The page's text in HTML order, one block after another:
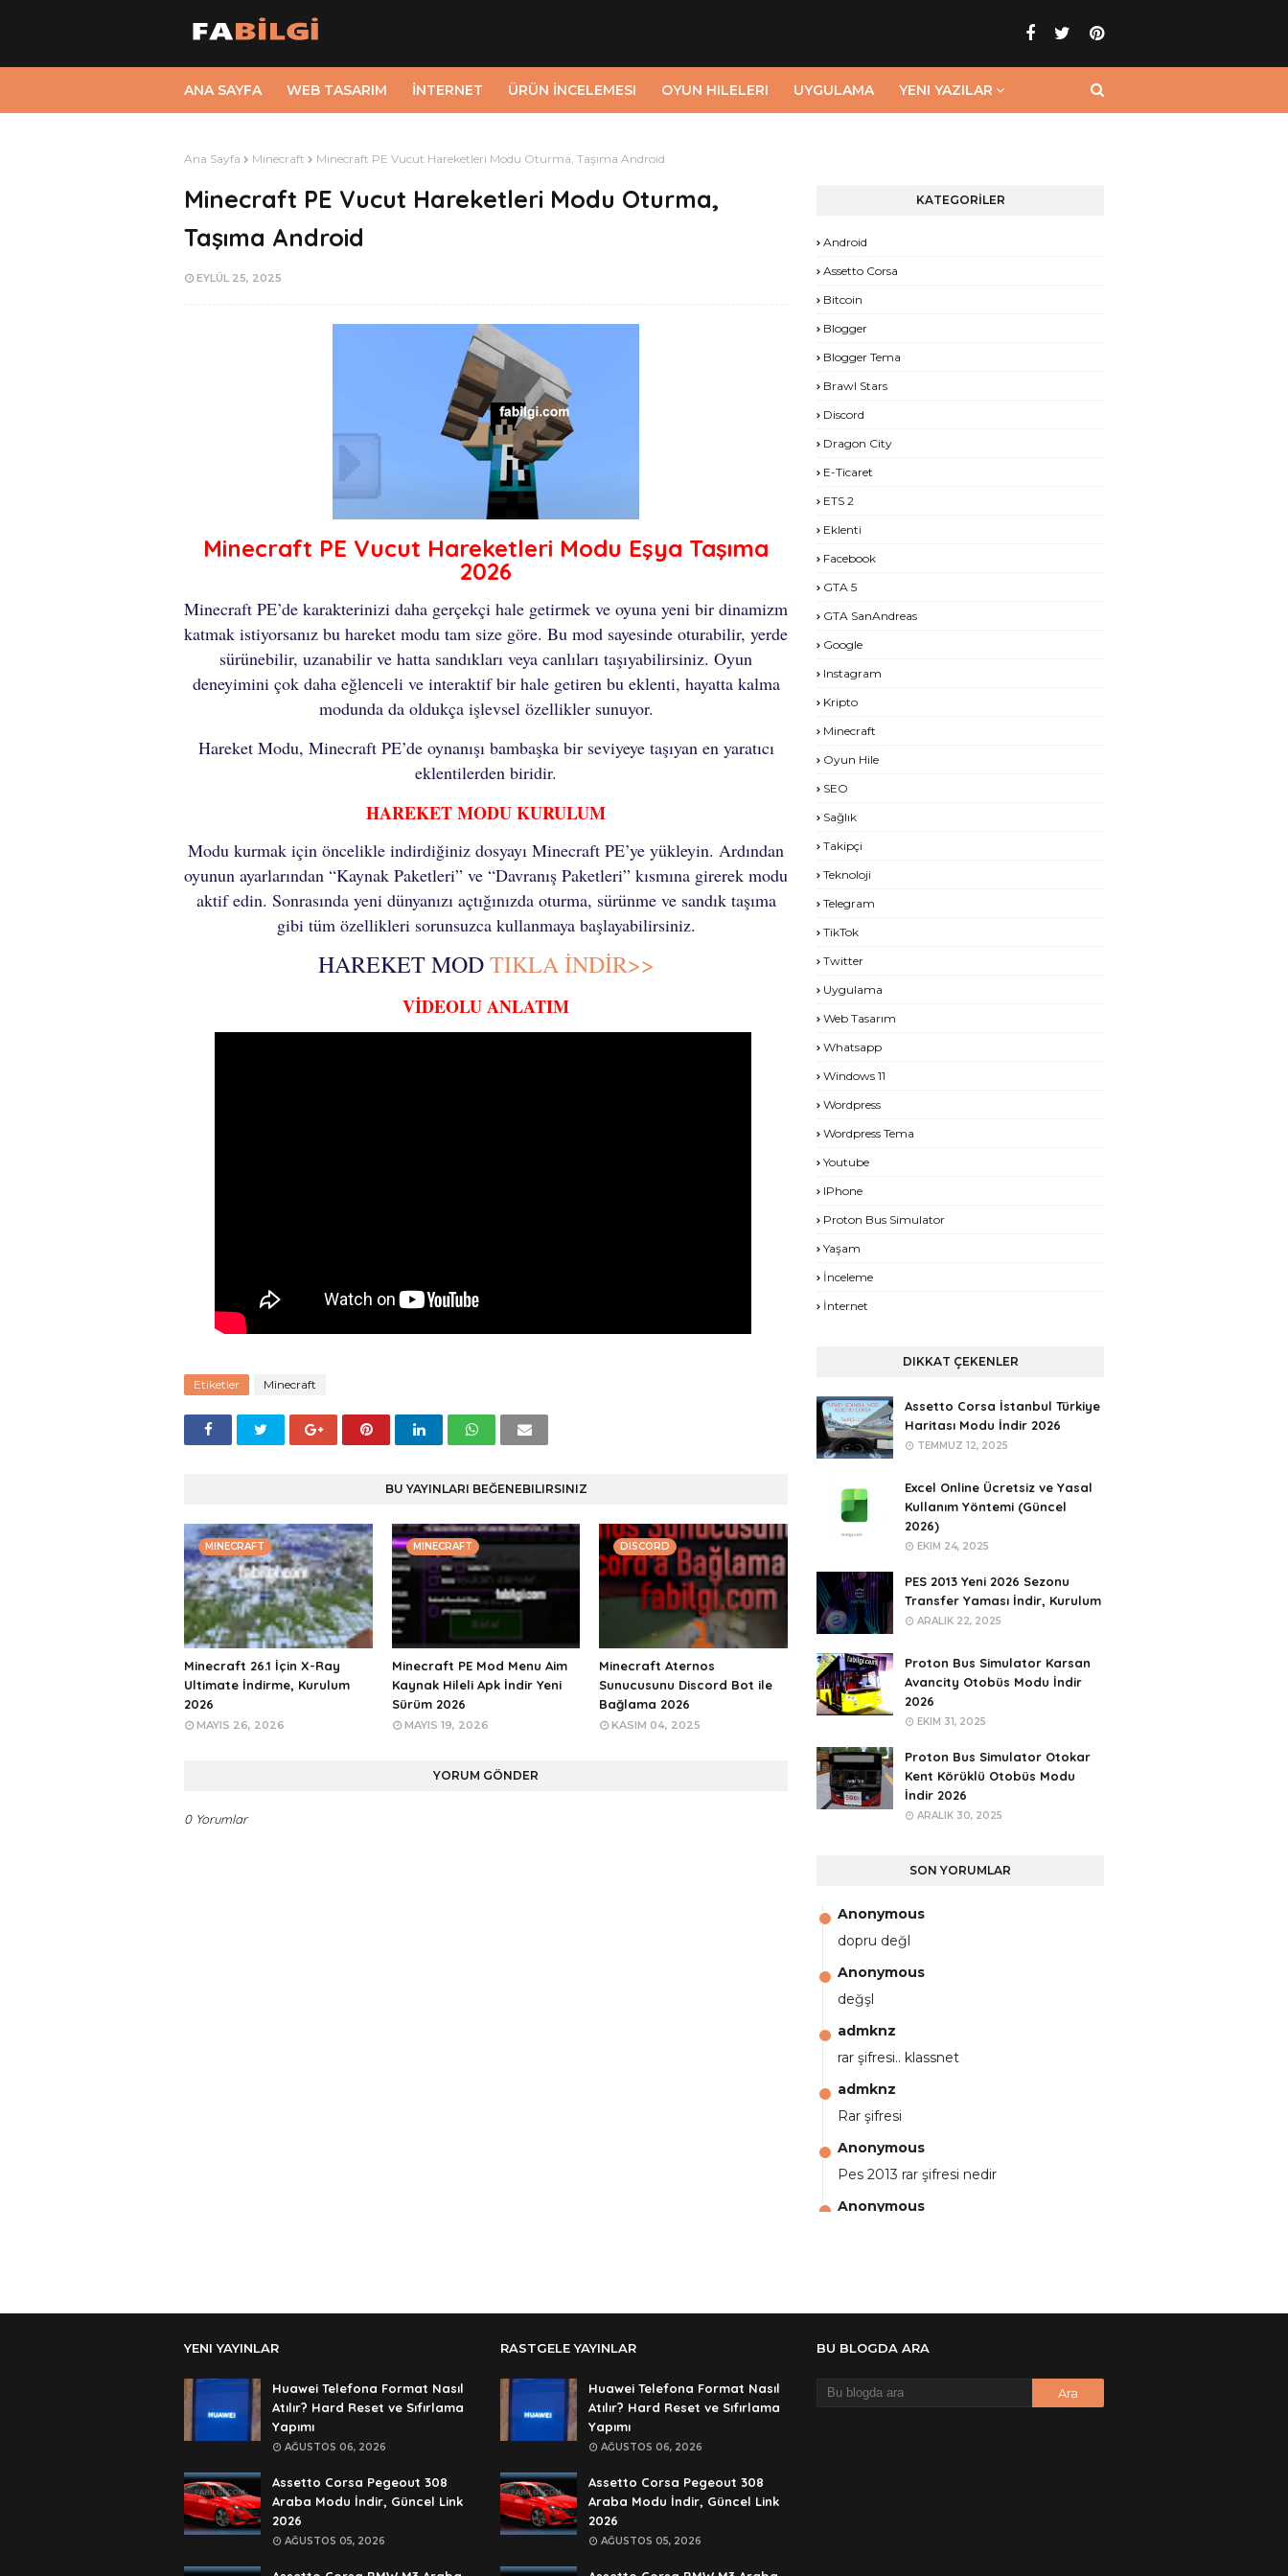
ANA SAYFA WEB TASARIM İNTERNET ÜRÜN İNCELEMESI OYUN HILELERI UYGULAMA YENI YAZILAR
Ana Sayfa Minecraft Minecraft PE Vucut Hareketleri Modu Oturma, Taşıma Android
Minecraft PE Vucut Hareketleri Modu Oturma,
Taşıma Android
EYLÜL 25, 2025
Minecraft PE Vucut Hareketleri Modu Eşya Taşıma
2026
Minecraft PE’de karakterinizi daha gerçekçi hale getirmek ve oyuna yeni bir dinamizm
katmak istiyorsanız bu hareket modu tam size göre. Bu mod sayesinde oturabilir, yerde
sürünebilir, uzanabilir ve hatta sandıkları veya canlıları taşıyabilirsiniz. Oyun
deneyimini çok daha eğlenceli ve interaktif bir hale getiren bu eklenti, hayatta kalma
modunda da oldukça işlevsel özellikler sunuyor.
Hareket Modu, Minecraft PE’de oynanışı bambaşka bir seviyeye taşıyan en yaratıcı
eklentilerden biridir.
HAREKET MODU KURULUM
Modu kurmak için öncelikle indirdiğiniz dosyayı Minecraft PE’ye yükleyin. Ardından
oyunun ayarlarından “Kaynak Paketleri” ve “Davranış Paketleri” kısmına girerek modu
aktif edin. Sonrasında yeni dünyanızı açtığınızda oturma, sürünme ve sandık taşıma
gibi tüm özellikleri sorunsuzca kullanmaya başlayabilirsiniz.
HAREKET MODTIKLA İNDİR>>
VİDEOLU ANLATIM
Etiketler Minecraft
BU YAYINLARI BEĞENEBILIRSINIZ
MINECRAFT
Minecraft 26.1 İçin X-Ray
Ultimate İndirme, Kurulum
2026
MAYIS 26, 2026
MINECRAFT
Minecraft PE Mod Menu Aim
Kaynak Hileli Apk İndir Yeni
Sürüm 2026
MAYIS 19, 2026
DISCORD
Minecraft Aternos
Sunucusunu Discord Bot ile
Bağlama 2026
KASIM 04, 2025
YORUM GÖNDER
0 Yorumlar
KATEGORİLER
Android
Assetto Corsa
Bitcoin
Blogger
Blogger Tema
Brawl Stars
Discord
Dragon City
E-Ticaret
ETS 2
Eklenti
Facebook
GTA 5
GTA SanAndreas
Google
Instagram
Kripto
Minecraft
Oyun Hile
SEO
Sağlık
Takipçi
Teknoloji
Telegram
TikTok
Twitter
Uygulama
Web Tasarım
Whatsapp
Windows 11
Wordpress
Wordpress Tema
Youtube
IPhone
Proton Bus Simulator
Yaşam
İnceleme
İnternet
DIKKAT ÇEKENLER
Assetto Corsa İstanbul Türkiye
Haritası Modu İndir 2026
TEMMUZ 12, 2025
Excel Online Ücretsiz ve Yasal
Kullanım Yöntemi (Güncel
2026)
EKIM 24, 2025
PES 2013 Yeni 2026 Sezonu
Transfer Yaması İndir, Kurulum
ARALIK 22, 2025
Proton Bus Simulator Karsan
Avancity Otobüs Modu İndir
2026
EKIM 31, 2025
Proton Bus Simulator Otokar
Kent Körüklü Otobüs Modu
İndir 2026
ARALIK 30, 2025
SON YORUMLAR
Anonymous
dopru değl
Anonymous
değşl
admknz
rar şifresi.. klassnet
admknz
Rar şifresi
Anonymous
Pes 2013 rar şifresi nedir
Anonymous
şifre ?
YENI YAYINLAR
Huawei Telefona Format Nasıl
Atılır? Hard Reset ve Sıfırlama
Yapımı
AĞUSTOS 06, 2026
Assetto Corsa Pegeout 308
Araba Modu İndir, Güncel Link
2026
AĞUSTOS 05, 2026
RASTGELE YAYINLAR
Huawei Telefona Format Nasıl
Atılır? Hard Reset ve Sıfırlama
Yapımı
AĞUSTOS 06, 2026
Assetto Corsa Pegeout 308
Araba Modu İndir, Güncel Link
2026
AĞUSTOS 05, 2026
BU BLOGDA ARA